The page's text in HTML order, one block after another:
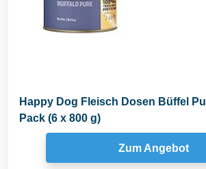
Happy Dog Fleisch Dosen Büffel
Pack (6 x 800 g)
Zum Angebot